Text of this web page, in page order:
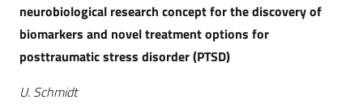
neurobiological research concept for the discovery of
biomarkers and novel treatment options for
posttraumatic stress disorder (PTSD)
U. Schmidt